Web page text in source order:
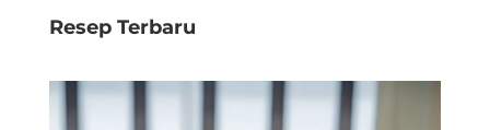
Resep Terbaru